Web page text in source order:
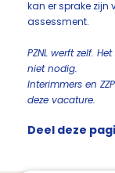
kan er sprake
assessment.
PZNL werft zelf.
niet nodig.
Interimmers en
deze vacature.
Deel deze